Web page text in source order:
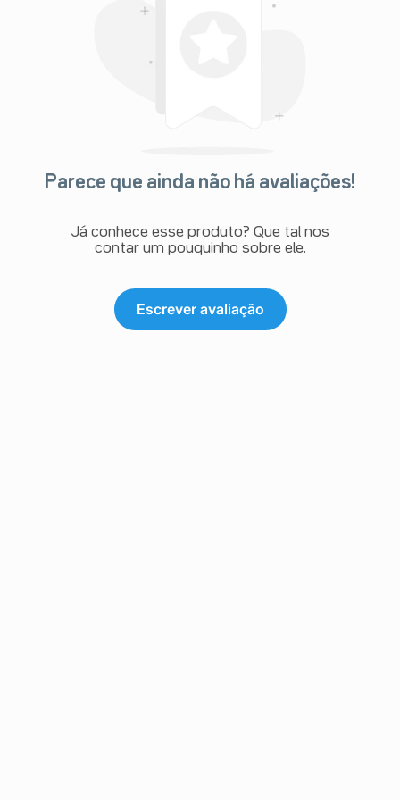
Parece que ainda não há avaliações!
Já conhece esse produto? Que tal nos
contar um pouquinho sobre ele.
Escrever avaliação